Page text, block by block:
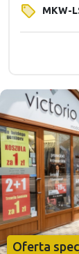
MKW-
Oferta